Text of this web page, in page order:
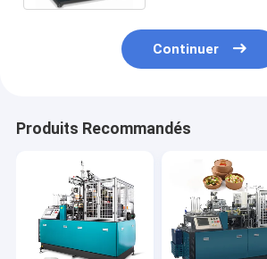
Continuer
Produits Recommandés